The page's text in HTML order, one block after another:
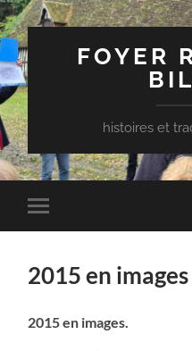
FOYER
histoires et
Toggle
mobile
2015 en images
2015 en images.